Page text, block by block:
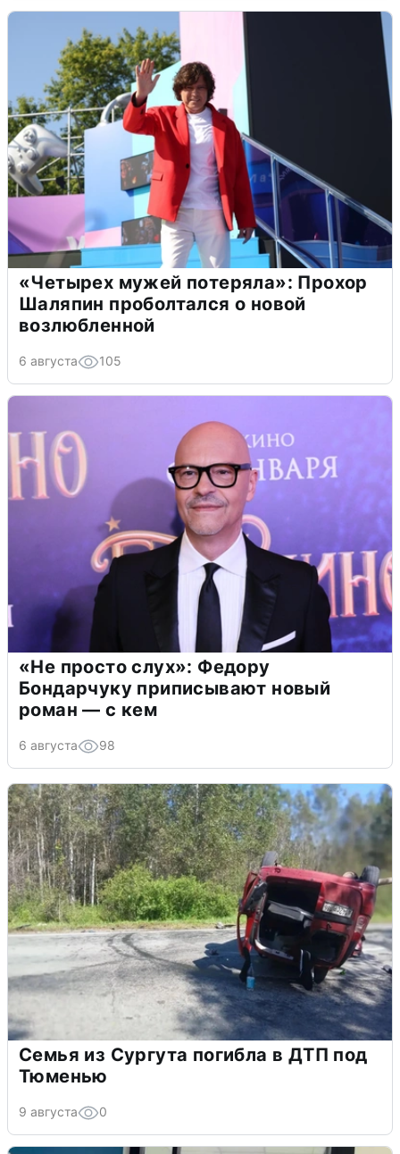
«Четырех мужей потеряла»: Прохор
Шаляпин проболтался о новой
возлюбленной
6 августа 105
«Не просто слух»: Федору
Бондарчуку приписывают новый
роман — с кем
6 августа 98
Семья из Сургута погибла в ДТП под
Тюменью
9 августа 0